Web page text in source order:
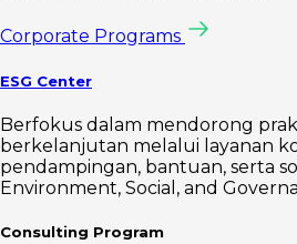
Corporate Programs
ESG Center
Berfokus dalam mendorong
berkelanjutan melalui layanan
pendampingan, bantuan, serta
Environment, Social, and
Consulting Program